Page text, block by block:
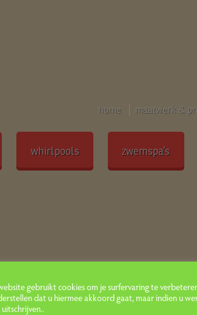
home maatwerk &
whirlpools zwemspa’s
gebruikt cookies om je surfervaring te
dat u hiermee akkoord gaat, maar indien u